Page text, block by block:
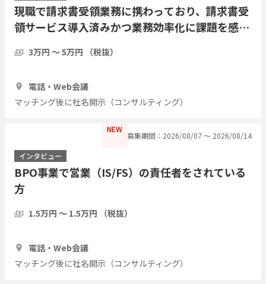
現職で請求書受領業務に携わっており、請求書受
領サービス導入済みかつ業務効率化に課題を感じ
3万円 〜 5万円 （税抜）
電話・Web会議
マッチング後に社名開示（コンサルティング）
NEW
募集期間：2026/08/07 〜 2026/08/14
インタビュー
BPO事業で営業（IS/FS）の責任者をされている
方
1.5万円 〜 1.5万円 （税抜）
電話・Web会議
マッチング後に社名開示（コンサルティング）